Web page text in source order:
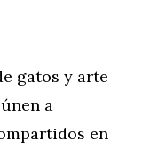
gatos y arte
a
en